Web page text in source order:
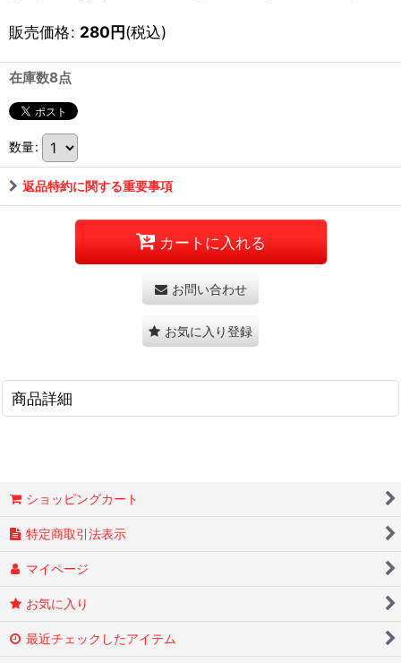
販売価格: 280円(税込)
在庫数8点
数量:
返品特約に関する重要事項
カートに入れる
お問い合わせ
お気に入り登録
商品詳細
ショッピングカート
特定商取引法表示
マイページ
お気に入り
最近チェックしたアイテム